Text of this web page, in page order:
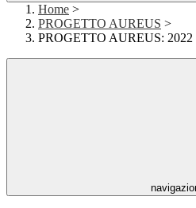
Home >
PROGETTO AUREUS >
PROGETTO AUREUS: